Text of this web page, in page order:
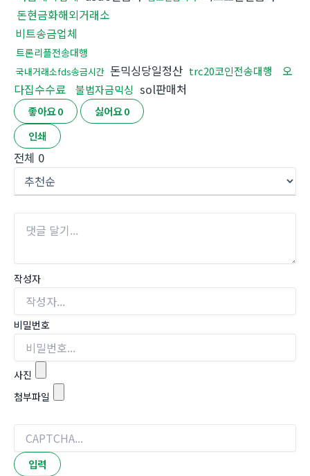
돈현금화해외거래소
비트송금업체
트론리플전송대행
국내거래소fds송금시간 돈믹싱당일정산 trc20코인전송대행
오
다집수수료
불법자금믹싱 sol판매처
좋아요0 싫어요0
인쇄
전체 0
작성자
비밀번호
사진
첨부파일